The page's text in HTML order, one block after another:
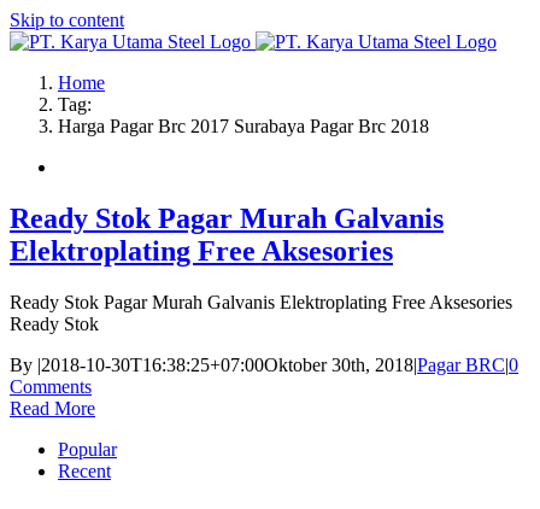
Skip to content
Home
Tag:
Harga Pagar Brc 2017 Surabaya Pagar Brc 2018
Ready Stok Pagar Murah Galvanis
Elektroplating Free Aksesories
Ready Stok Pagar Murah Galvanis Elektroplating Free Aksesories
Ready Stok
By |2018-10-30T16:38:25+07:00Oktober 30th, 2018|Pagar BRC|0
Comments
Read More
Popular
Recent